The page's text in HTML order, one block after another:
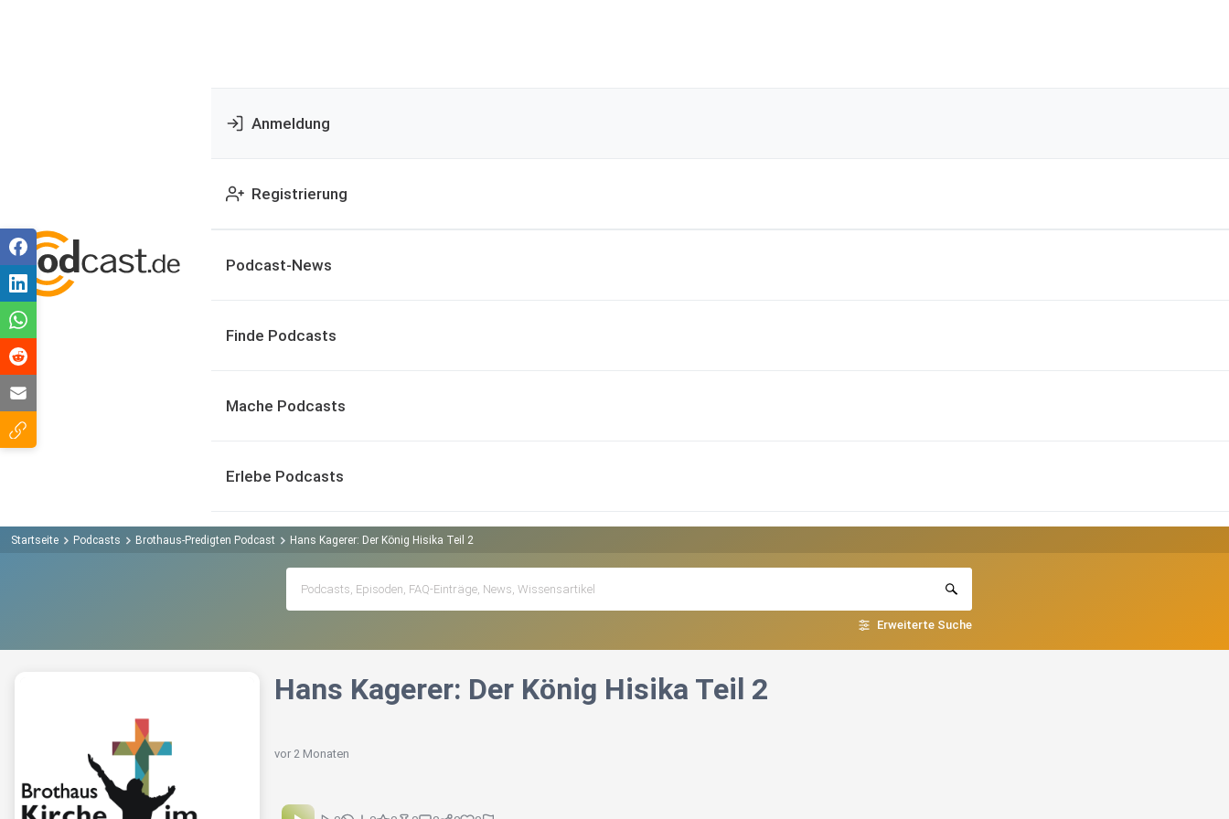
Anmeldung
Registrierung
Podcast-News
Finde Podcasts
Mache Podcasts
Erlebe Podcasts
Startseite Podcasts Brothaus-Predigten Podcast Hans Kagerer: Der König Hisika Teil 2
Erweiterte Suche
Hans Kagerer: Der König Hisika Teil 2
vor 2 Monaten